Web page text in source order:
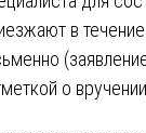
в
о